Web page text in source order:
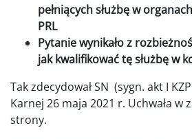
pełniących służbę w
PRL
Pytanie wynikało z
jak kwalifikować tę służbę w
Tak zdecydował SN (sygn. akt I
Karnej 26 maja 2021 r. Uchwała w
strony.